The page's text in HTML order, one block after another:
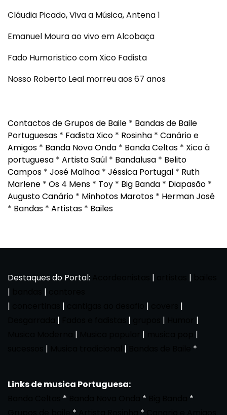
Cláudia Picado, Viva a Música, Antena 1
Emanuel Moura ao vivo em Alcobaça
Fado Humoristico com Xico Fadista
Nosso Roberto Leal morreu aos 67 anos
Contactos de Grupos de Baile * Bandas de Baile
Portuguesas * Fadista Xico * Rosinha * Canário e
Amigos * Banda Nova Onda * Banda Celtas * Xico à
portuguesa * Artista Saúl * Bandalusa * Belito
Campos * José Malhoa * Jéssica Portugal * Ruth
Marlene * Os 4 Mens * Toy * Big Banda * Diapasão *
Augusto Canário * Minhotos Marotos * Herman José
* Bandas * Artistas * Bailes
Destaques do Portal: | |
|
|
|
| |
|
| | |
|
| |
|
| | *
Links de musica Portuguesa:
* *
*
* *